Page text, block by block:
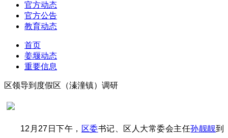
官方动态
官方公告
教育动态
首页
姜堰动态
重要信息
区领导到度假区（溱潼镇）调研
12月27日下午， 区委书记、区人大常委会主任孙靓靓到